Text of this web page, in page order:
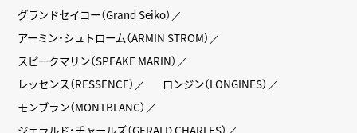
グランドセイコー（Grand Seiko）
アーミン・シュトローム（ARMIN STROM）
スピークマリン（SPEAKE MARIN）
レッセンス（RESSENCE）
ロンジン（LONGINES）
モンブラン（MONTBLANC）